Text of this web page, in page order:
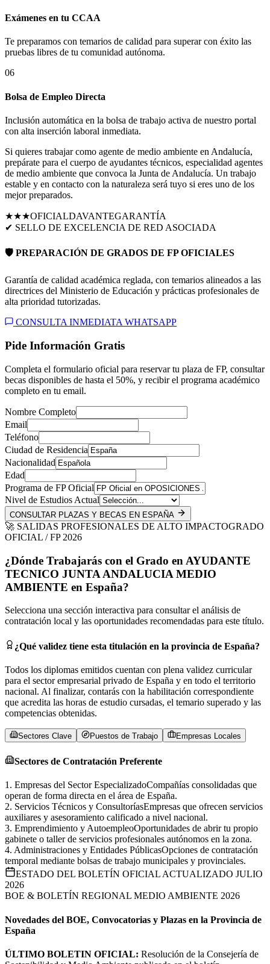
Exámenes en tu CCAA
Te preparamos con temarios de calidad para superar con éxito las
pruebas libres de tu comunidad autónoma.
06
Bolsa de Empleo Directa
Inclusión automática en la bolsa de trabajo activa de nuestro portal
con alta inserción laboral inmediata.
Si quieres trabajar como agente de medio ambiente en Andalucía,
prepárate para el cuerpo de ayudantes técnicos, especialidad agentes
de medio ambiente que convoca la Junta de Andalucía. Un trabajo
estable y en contacto con la naturaleza será tuyo si eres uno de los
mejor preparados.
★★★OFICIALDAVANTEGARANTÍA
✔ SELLO DE EXCELENCIA DE RED ASOCIADA
🛡️ PREPARACIÓN DE GRADOS DE FP OFICIALES
Garantía de calidad académica reglada, con temarios alineados a las
directrices del Ministerio de Educación y prácticas profesionales de
alta prioridad tutorizadas.
CONSULTA INMEDIATA WHATSAPP
Pide Información Gratis
Completa el formulario oficial para reservar tu plaza de FP, consultar
becas disponibles de hasta el 50%, y recibir el programa académico
completo en tu email.
Nombre Completo
Email
Teléfono
Ciudad de Residencia
Nacionalidad
Edad
Programa de FP Oficial
Nivel de Estudios Actual
CONSULTAR PLAZAS Y BECAS EN ESPAÑA
🚀 SALIDAS PROFESIONALES DE ALTO IMPACTOGRADO
OFICIAL / FP 2026
¿Dónde Trabajarás con el Grado en AYUDANTE
TECNICO JUNTA ANDALUCIA MEDIO
AMBIENTE en España?
Selecciona una sección interactiva para consultar el análisis de
contratación local y las oportunidades recomendadas para este título.
¿Qué validez tiene esta titulación en la provincia de España?
Todos los diplomas emitidos cuentan con plena validez curricular
para el sector empresarial privado de España y en todo el territorio
nacional. Al finalizar, contarás con la habilitación correspondiente
que acredita las horas de estudio cursadas, el temario superado y las
competencias obtenidas.
Sectores Clave Puestos de Trabajo Empresas Locales
Sectores de Contratación Preferente
1 . Empresas del Sector EspecializadoCompañías consolidadas que
operan de forma directa en el área de España.
2. Servicios Técnicos y ConsultoríasEmpresas que ofrecen servicios
auxiliares y asesoramiento calificado a nivel nacional.
3. Emprendimiento y AutoempleoOportunidades de abrir tu propio
gabinete o taller de servicios profesionales autónomos en la zona.
4. Administraciones y Entidades PúblicasOpciones de contratación
temporal mediante bolsas de trabajo municipales y provinciales.
ESTADO DEL BOLETÍN OFICIAL ACTUALIZADO JULIO
2026
BOE & BOLETÍN REGIONAL MEDIO AMBIENTE 2026
Novedades del BOE, Convocatorias y Plazas en la Provincia de
España
ÚLTIMO BOLETIN OFICIAL: Resolución de la Consejería de